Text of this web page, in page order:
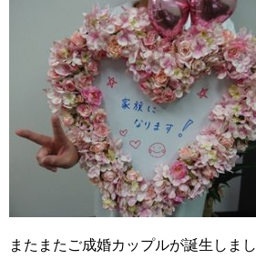
またまたご成婚カップルが誕生しま